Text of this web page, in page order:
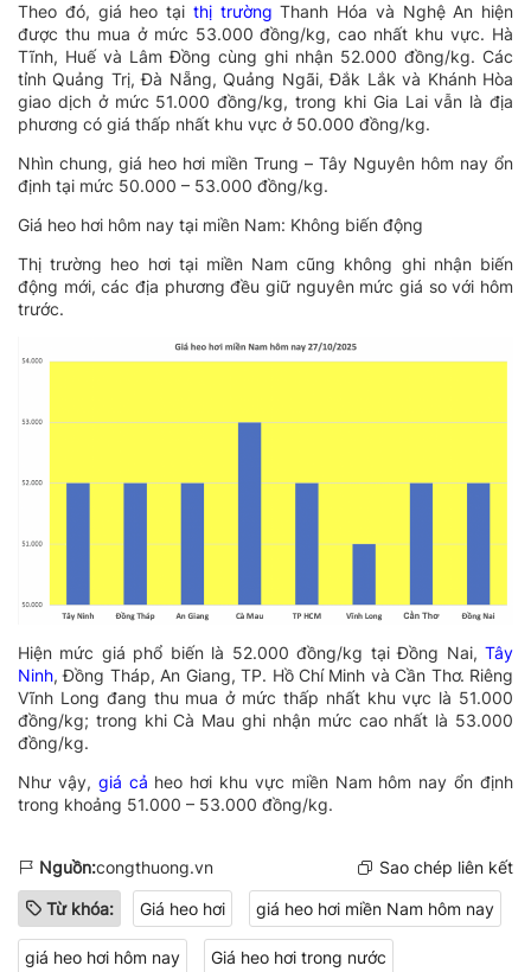
Theo đó, giá heo tại thị trường Thanh Hóa và Nghệ An hiện
được thu mua ở mức 53.000 đồng/kg, cao nhất khu vực. Hà
Tĩnh, Huế và Lâm Đồng cùng ghi nhận 52.000 đồng/kg. Các
tỉnh Quảng Trị, Đà Nẵng, Quảng Ngãi, Đắk Lắk và Khánh Hòa
giao dịch ở mức 51.000 đồng/kg, trong khi Gia Lai vẫn là địa
phương có giá thấp nhất khu vực ở 50.000 đồng/kg.
Nhìn chung, giá heo hơi miền Trung – Tây Nguyên hôm nay ổn
định tại mức 50.000 – 53.000 đồng/kg.
Giá heo hơi hôm nay tại miền Nam: Không biến động
Thị trường heo hơi tại miền Nam cũng không ghi nhận biến
động mới, các địa phương đều giữ nguyên mức giá so với hôm
trước.
Hiện mức giá phổ biến là 52.000 đồng/kg tại Đồng Nai, Tây
Ninh, Đồng Tháp, An Giang, TP. Hồ Chí Minh và Cần Thơ. Riêng
Vĩnh Long đang thu mua ở mức thấp nhất khu vực là 51.000
đồng/kg; trong khi Cà Mau ghi nhận mức cao nhất là 53.000
đồng/kg.
Như vậy, giá cả heo hơi khu vực miền Nam hôm nay ổn định
trong khoảng 51.000 – 53.000 đồng/kg.
Nguồn:congthuong.vn Sao chép liên kết
Từ khóa: Giá heo hơi giá heo hơi miền Nam hôm nay
giá heo hơi hôm nay Giá heo hơi trong nước